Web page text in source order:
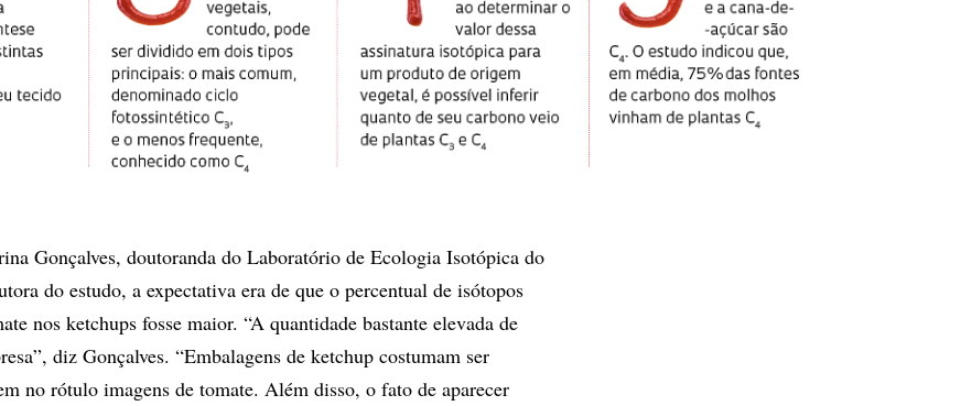
Gonçalves, doutoranda do Laboratório de Ecologia Isotópica do
do estudo, a expectativa era de que o percentual de isótopos
nos ketchups fosse maior. “A quantidade bastante elevada de
diz Gonçalves. “Embalagens de ketchup costumam ser
no rótulo imagens de tomate. Além disso, o fato de aparecer